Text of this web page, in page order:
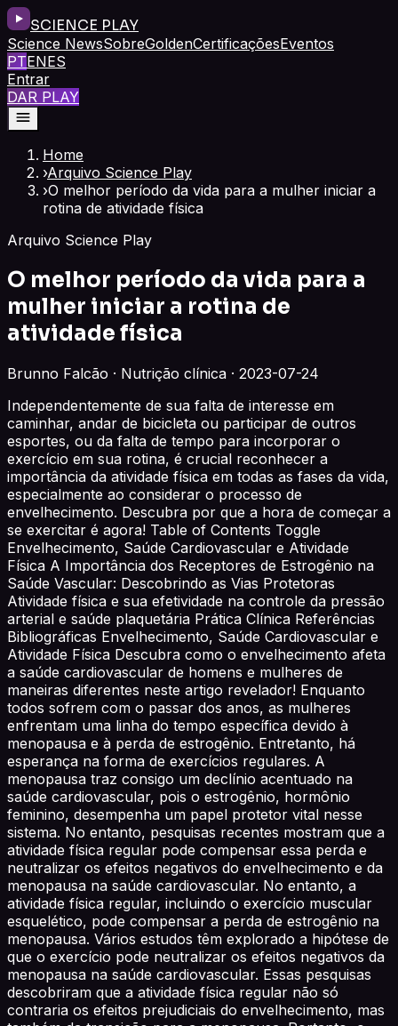
SCIENCE PLAY
Science NewsSobreGoldenCertificaçõesEventos
PTENES
Entrar
DAR PLAY
Home
›Arquivo Science Play
›O melhor período da vida para a mulher iniciar a
rotina de atividade física
Arquivo Science Play
O melhor período da vida para a
mulher iniciar a rotina de
atividade física
Brunno Falcão · Nutrição clínica · 2023-07-24
Independentemente de sua falta de interesse em
caminhar, andar de bicicleta ou participar de outros
esportes, ou da falta de tempo para incorporar o
exercício em sua rotina, é crucial reconhecer a
importância da atividade física em todas as fases da vida,
especialmente ao considerar o processo de
envelhecimento. Descubra por que a hora de começar a
se exercitar é agora! Table of Contents Toggle
Envelhecimento, Saúde Cardiovascular e Atividade
Física A Importância dos Receptores de Estrogênio na
Saúde Vascular: Descobrindo as Vias Protetoras
Atividade física e sua efetividade na controle da pressão
arterial e saúde plaquetária Prática Clínica Referências
Bibliográficas Envelhecimento, Saúde Cardiovascular e
Atividade Física Descubra como o envelhecimento afeta
a saúde cardiovascular de homens e mulheres de
maneiras diferentes neste artigo revelador! Enquanto
todos sofrem com o passar dos anos, as mulheres
enfrentam uma linha do tempo específica devido à
menopausa e à perda de estrogênio. Entretanto, há
esperança na forma de exercícios regulares. A
menopausa traz consigo um declínio acentuado na
saúde cardiovascular, pois o estrogênio, hormônio
feminino, desempenha um papel protetor vital nesse
sistema. No entanto, pesquisas recentes mostram que a
atividade física regular pode compensar essa perda e
neutralizar os efeitos negativos do envelhecimento e da
menopausa na saúde cardiovascular. No entanto, a
atividade física regular, incluindo o exercício muscular
esquelético, pode compensar a perda de estrogênio na
menopausa. Vários estudos têm explorado a hipótese de
que o exercício pode neutralizar os efeitos negativos da
menopausa na saúde cardiovascular. Essas pesquisas
descobriram que a atividade física regular não só
contraria os efeitos prejudiciais do envelhecimento, mas